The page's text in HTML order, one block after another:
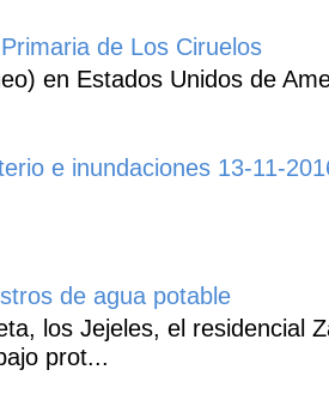
de Los Ciruelos
en Estados Unidos de
e inundaciones 13-11-
de agua potable
los Jejeles, el residencial
prot...